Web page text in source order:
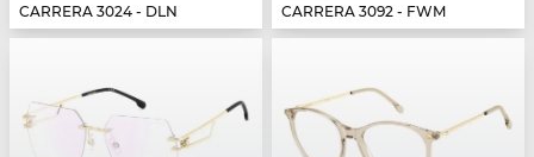
CARRERA 3024 - DLN
CARRERA 3092 - FWM